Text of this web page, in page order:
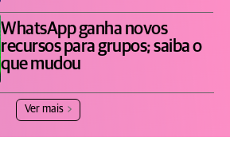
WhatsApp ganha novos
recursos para grupos; saiba o
que mudou
Ver mais